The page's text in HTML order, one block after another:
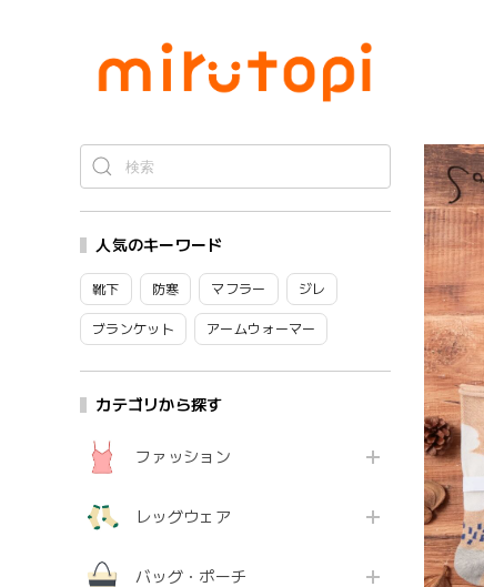
人気のキーワード
靴下 防寒 マフラー ジレ
ブランケット アームウォーマー
カテゴリから探す
ファッション
レッグウェア
バッグ・ポーチ